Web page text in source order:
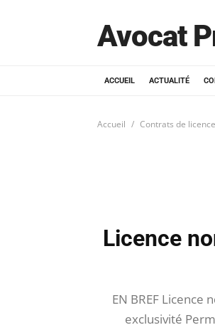
Avocat
ACCUEIL ACTUALITÉ
Accueil Contrats de licence
Licence
EN BREF
exclusivité